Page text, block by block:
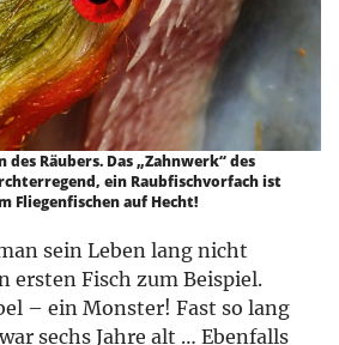
des Räubers. Das „Zahnwerk“ des
ein Raubfischvorfach ist
Fliegenfischen auf Hecht!
sein Leben lang nicht
ersten Fisch zum Beispiel.
– ein Monster! Fast so lang
sechs Jahre alt … Ebenfalls